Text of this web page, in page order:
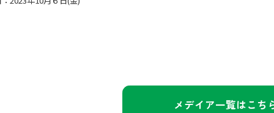
メデイア一覧はこち